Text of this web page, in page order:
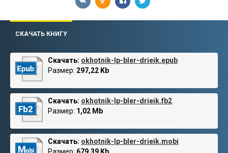
СКАЧАТЬ КНИГУ
Скачать: okhotnik-lp-bler-drieik.epub
Размер: 297,22 Kb
Скачать: okhotnik-lp-bler-drieik.fb2
Размер: 1,02 Mb
Скачать: okhotnik-lp-bler-drieik.mobi